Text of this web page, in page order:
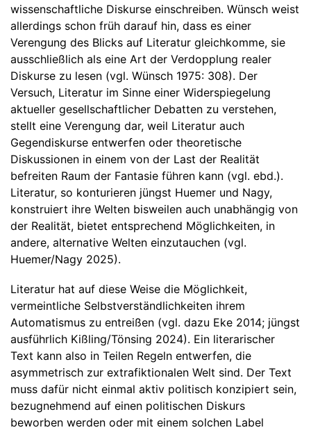
wissenschaftliche Diskurse einschreiben. Wünsch weist
allerdings schon früh darauf hin, dass es einer
Verengung des Blicks auf Literatur gleichkomme, sie
ausschließlich als eine Art der Verdopplung realer
Diskurse zu lesen (vgl. Wünsch 1975: 308). Der
Versuch, Literatur im Sinne einer Widerspiegelung
aktueller gesellschaftlicher Debatten zu verstehen,
stellt eine Verengung dar, weil Literatur auch
Gegendiskurse entwerfen oder theoretische
Diskussionen in einem von der Last der Realität
befreiten Raum der Fantasie führen kann (vgl. ebd.).
Literatur, so konturieren jüngst Huemer und Nagy,
konstruiert ihre Welten bisweilen auch unabhängig von
der Realität, bietet entsprechend Möglichkeiten, in
andere, alternative Welten einzutauchen (vgl.
Huemer/Nagy 2025).
Literatur hat auf diese Weise die Möglichkeit,
vermeintliche Selbstverständlichkeiten ihrem
Automatismus zu entreißen (vgl. dazu Eke 2014; jüngst
ausführlich Kißling/Tönsing 2024). Ein literarischer
Text kann also in Teilen Regeln entwerfen, die
asymmetrisch zur extrafiktionalen Welt sind. Der Text
muss dafür nicht einmal aktiv politisch konzipiert sein,
bezugnehmend auf einen politischen Diskurs
beworben werden oder mit einem solchen Label